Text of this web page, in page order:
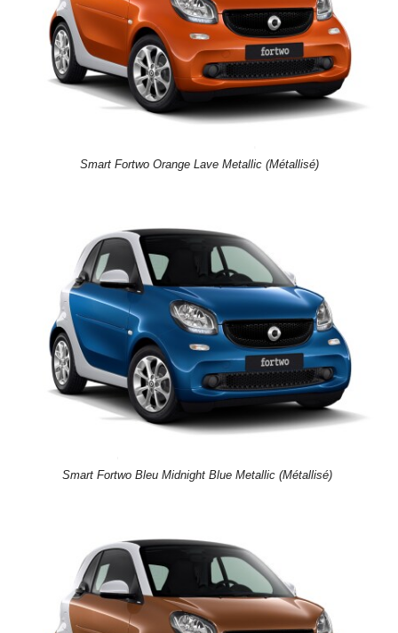
Smart Fortwo Orange Lave Metallic (Métallisé)
Smart Fortwo Bleu Midnight Blue Metallic (Métallisé)